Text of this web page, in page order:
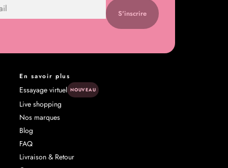
S'inscrire
En savoir plus
Essayage virtuel NOUVEAU
Live shopping
Nos marques
Blog
FAQ
Livraison & Retour